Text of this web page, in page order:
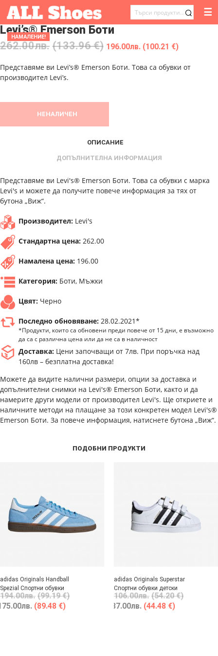
ТЪРСЕНЕ
☰
НАМАЛЕНИЕ!
Levi’s® Emerson Боти
262.00лв. (133.96 €) 196.00лв. (100.21 €)
Представяме ви Levi’s® Emerson Боти. Това са обувки от
производител Levi’s.
НЕНАЛИЧЕН
ОПИСАНИЕ
ДОПЪЛНИТЕЛНА ИНФОРМАЦИЯ
Представяме ви Levi's® Emerson Боти. Това са обувки с марка
Levi's и можете да получите повече информация за тях от
бутона „Виж“.
Производител: Levi's
Стандартна цена: 262.00
Намалена цена: 196.00
Категория: Боти, Мъжки
Цвят: Черно
Последно обновяване: 28.02.2021*
*Продукти, които са обновени преди повече от 15 дни, е възможно
да са с различна цена или да не са в наличност
Доставка: Цени започващи от 7лв. При поръчка над
160лв – безплатна доставка!
Можете да видите налични размери, опции за доставка и
допълнителни снимки на Levi's® Emerson Боти, както и да
намерите други модели от производител Levi's. Ще откриете и
наличните методи на плащане за този конкретен модел Levi's®
Emerson Боти. За повече информация, натиснете бутона „Виж“.
ПОДОБНИ ПРОДУКТИ
adidas Originals Handball
Spezial Спортни обувки
194.00лв. (99.19 €)
лв. (89.48 €)
adidas Originals Superstar
Спортни обувки детски
106.00лв. (54.20 €)
87.00лв. (44.48 €)